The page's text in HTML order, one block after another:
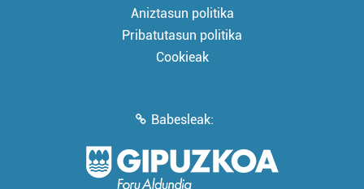
Aniztasun politika
Pribatutasun politika
Cookieak
Babesleak: